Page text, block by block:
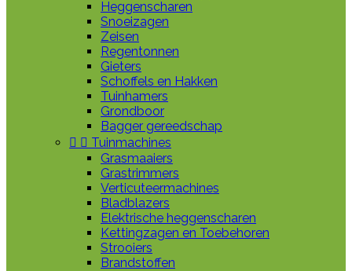
Heggenscharen
Snoeizagen
Zeisen
Regentonnen
Gieters
Schoffels en Hakken
Tuinhamers
Grondboor
Bagger gereedschap
  Tuinmachines
Grasmaaiers
Grastrimmers
Verticuteermachines
Bladblazers
Elektrische heggenscharen
Kettingzagen en Toebehoren
Strooiers
Brandstoffen